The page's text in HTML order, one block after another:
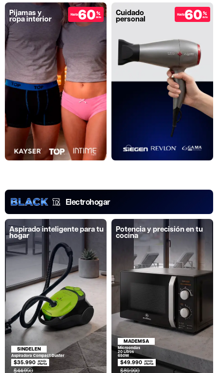
Pijamas y
ropa interior Hasta60%
dcto Cuidado
personal Hasta60%
dcto
Electrohogar
Aspirado inteligente para tu
hogar
SINDELEN
Aspiradora Compact Duster
$35.990
$44.990
Potencia y precisión en tu
cocina
MADEMSA
Microondas
20 Litros
650W
$49.990
$89.990